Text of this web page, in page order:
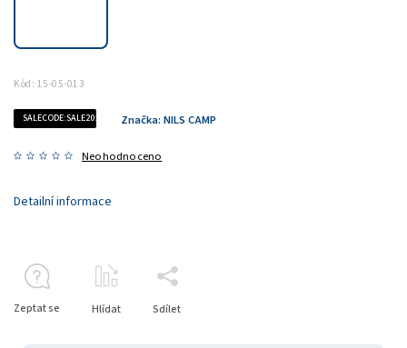
Kód: 15-05-013
SALECODE:SALE20:20:%
Neohodnoceno
Značka: NILS CAMP
Detailní informace
Zeptat se Hlídat Sdílet